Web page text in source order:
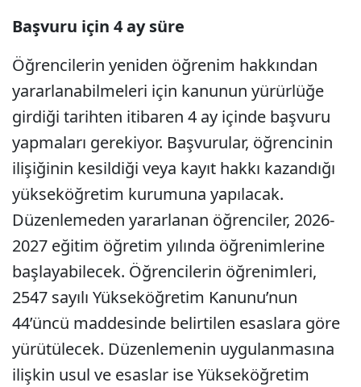
Başvuru için 4 ay süre
Öğrencilerin yeniden öğrenim hakkından
yararlanabilmeleri için kanunun yürürlüğe
girdiği tarihten itibaren 4 ay içinde başvuru
yapmaları gerekiyor. Başvurular, öğrencinin
ilişiğinin kesildiği veya kayıt hakkı kazandığı
yükseköğretim kurumuna yapılacak.
Düzenlemeden yararlanan öğrenciler, 2026-
2027 eğitim öğretim yılında öğrenimlerine
başlayabilecek. Öğrencilerin öğrenimleri,
2547 sayılı Yükseköğretim Kanunu’nun
44’üncü maddesinde belirtilen esaslara göre
yürütülecek. Düzenlemenin uygulanmasına
ilişkin usul ve esaslar ise Yükseköğretim